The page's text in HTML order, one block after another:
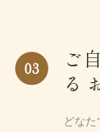
03
ご
る
どな